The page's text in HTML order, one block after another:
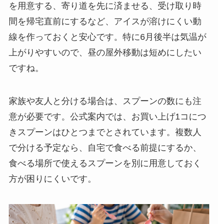
を用意する、寄り道を先に済ませる、受け取り時
間を帰宅直前にするなど、アイスが溶けにくい動
線を作っておくと安心です。特に6月後半は気温が
上がりやすいので、昼の屋外移動は短めにしたい
ですね。
家族や友人と分ける場合は、スプーンの数にも注
意が必要です。公式案内では、お買い上げ1コにつ
きスプーンはひとつまでとされています。複数人
で分ける予定なら、自宅で食べる前提にするか、
食べる場所で使えるスプーンを別に用意しておく
方が困りにくいです。